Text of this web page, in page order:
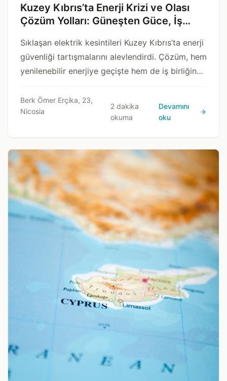
Kuzey Kıbrıs’ta Enerji Krizi ve Olası
Çözüm Yolları: Güneşten Güce, İş
Sıklaşan elektrik kesintileri Kuzey Kıbrıs’ta enerji
güvenliği tartışmalarını alevlendirdi. Çözüm, hem
yenilenebilir enerjiye geçişte hem de iş birliğine
Berk Ömer Erçika, 23,
Nicosia
2 dakika
okuma
Devamını
oku